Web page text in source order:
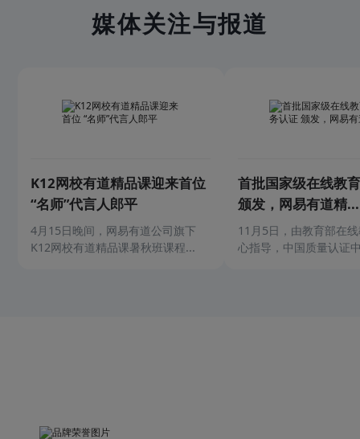
媒体关注与报道
K12网校有道精品课迎来首位
“名师”代言人郎平
4月15日晚间，网易有道公司旗下
K12网校有道精品课暑秋班课程...
首批国家级在线教
颁发，网易有道精...
11月5日，由教育部在
心指导，中国质量认证